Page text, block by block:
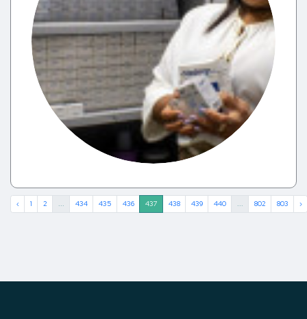
‹ 1 2 ... 434 435 436 437 438 439 440 ... 802 803 ›